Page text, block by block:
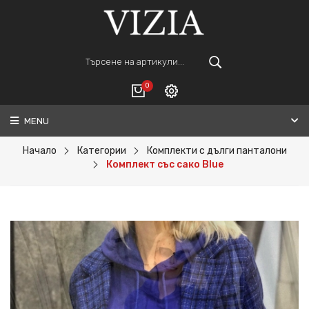
0
ВАШАТА КОЛИЧКА Е ПРАЗНА.
ПОРЪЧАЙ
Регистрация
MENU
Начало Категории
Комплекти с дълги панталони
Комплект със сако Blue